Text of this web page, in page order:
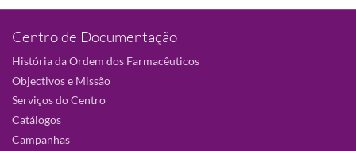
Centro de Documentação
História da Ordem dos Farmacêuticos
Objectivos e Missão
Serviços do Centro
Catálogos
Campanhas